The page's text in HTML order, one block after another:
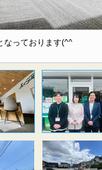
なっております(^^